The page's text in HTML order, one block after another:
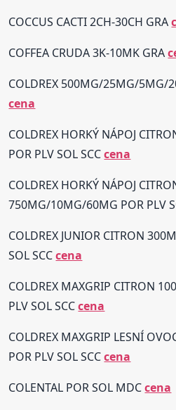
COCCUS CACTI 2CH-30CH GRA
COFFEA CRUDA 3K-10MK GRA
COLDREX 500MG/25MG/5MG/
cena
COLDREX HORKÝ NÁPOJ
POR PLV SOL SCCcena
COLDREX HORKÝ NÁPOJ
750MG/10MG/60MG POR PLV
COLDREX JUNIOR CITRON
SOL SCCcena
COLDREX MAXGRIP CITRON
PLV SOL SCCcena
COLDREX MAXGRIP LESNÍ
POR PLV SOL SCCcena
COLENTAL POR SOL MDCcena